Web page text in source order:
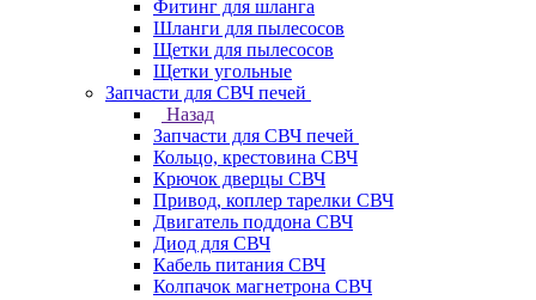
Фитинг для шланга
Шланги для пылесосов
Щетки для пылесосов
Щетки угольные
Запчасти для СВЧ печей
Назад
Запчасти для СВЧ печей
Кольцо, крестовина СВЧ
Крючок дверцы СВЧ
Привод, коплер тарелки СВЧ
Двигатель поддона СВЧ
Диод для СВЧ
Кабель питания СВЧ
Колпачок магнетрона СВЧ